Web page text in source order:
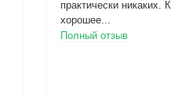
практически никаких.
хорошее...
Полный отзыв